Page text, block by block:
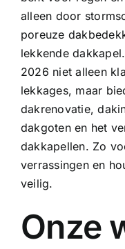
alleen door
poreuze
lekkende
2026 niet alleen
lekkages, maar
dakrenovatie,
dakgotenen het
dakkapellen. Zo
verrassingen en
veilig.
Onze